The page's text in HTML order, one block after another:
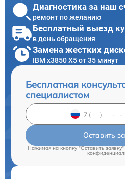
Диагностика за наш
ремонт по желанию
Бесплатный выезд
в день обращения
Замена жестких
IBM x3850 X5 от 35 минут
Бесплатная
специалистом
Оставить
Нажимая на кнопку "Оставить